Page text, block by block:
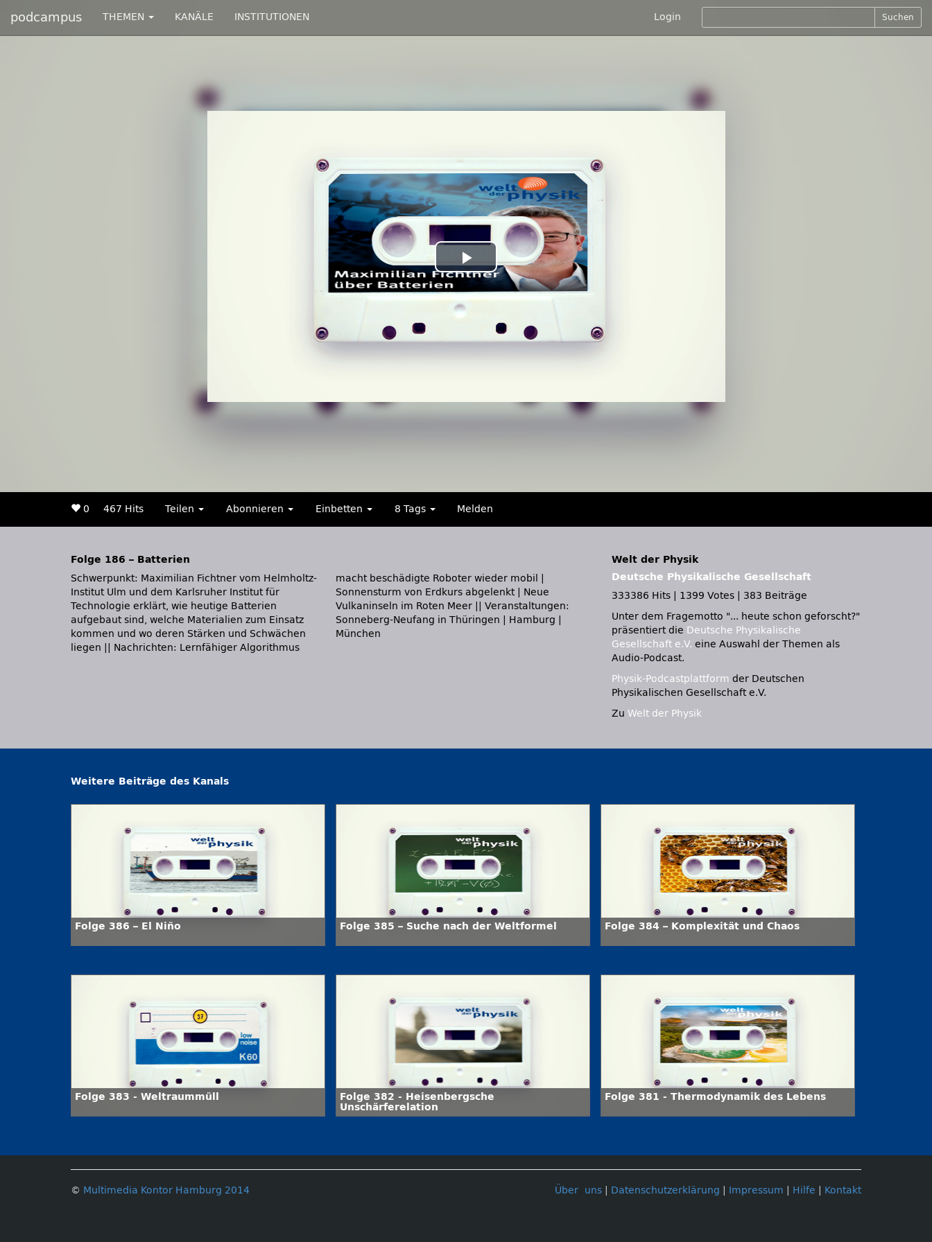
podcampus THEMEN KANÄLE INSTITUTIONEN Login Suchen
Play
Video
0 467 Hits Teilen Abonnieren Einbetten 8 Tags Melden
Folge 186 – Batterien
Schwerpunkt: Maximilian Fichtner vom Helmholtz-
Institut Ulm und dem Karlsruher Institut für
Technologie erklärt, wie heutige Batterien
aufgebaut sind, welche Materialien zum Einsatz
kommen und wo deren Stärken und Schwächen
liegen || Nachrichten: Lernfähiger Algorithmus
macht beschädigte Roboter wieder mobil |
Sonnensturm von Erdkurs abgelenkt | Neue
Vulkaninseln im Roten Meer || Veranstaltungen:
Sonneberg-Neufang in Thüringen | Hamburg |
München
Welt der Physik
Deutsche Physikalische Gesellschaft
333386 Hits
1399 Votes
383 Beiträge
Unter dem Fragemotto
... heute schon geforscht?
präsentiert die Deutsche Physikalische
Gesellschaft e.V. eine Auswahl der Themen als
Audio-Podcast.
Physik-Podcastplattform der Deutschen
Physikalischen Gesellschaft e.V.
Zu Welt der Physik
Weitere Beiträge des Kanals
Folge 386 – El Niño Folge 385 – Suche nach der Weltformel Folge 384 – Komplexität und Chaos
Folge 383 - Weltraummüll
Folge 382 - Heisenbergsche
Unschärferelation
Folge 381 - Thermodynamik des Lebens
Über uns Datenschutzerklärung Impressum Hilfe Kontakt
© Multimedia Kontor Hamburg 2014